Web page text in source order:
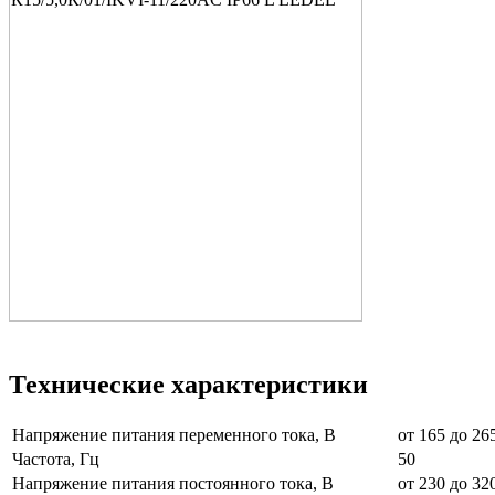
Технические характеристики
Напряжение питания переменного тока, В
от 165 до
Частота, Гц
50
Напряжение питания постоянного тока, В
от 230 до